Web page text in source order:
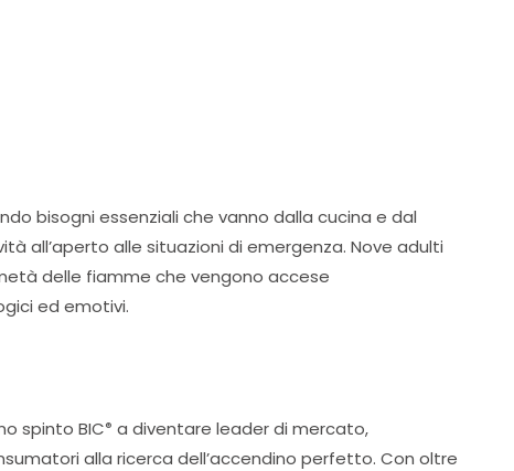
bisogni essenziali che vanno dalla cucina e dal
all’aperto alle situazioni di emergenza. Nove adulti
delle fiamme che vengono accese
ed emotivi.
spinto BIC® a diventare leader di mercato,
alla ricerca dell’accendino perfetto. Con oltre